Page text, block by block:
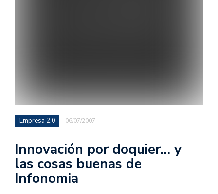
Empresa 2.0 06/07/2007
Innovación por doquier… y
las cosas buenas de
Infonomia